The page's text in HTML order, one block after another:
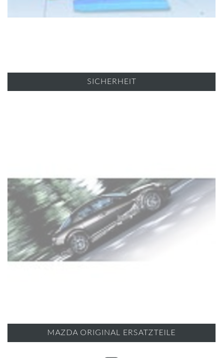
SICHERHEIT
MAZDA ORIGINAL ERSATZTEILE